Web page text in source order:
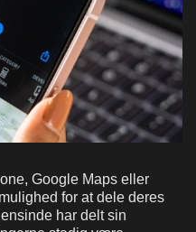
Google Maps eller
for at dele deres
har delt sin